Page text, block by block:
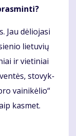
Jau dė­lio­ja­si
lie­tu­vių
ir vie­ti­niai
sto­vyk­
vai­ni­kė­lio“
kas­met.